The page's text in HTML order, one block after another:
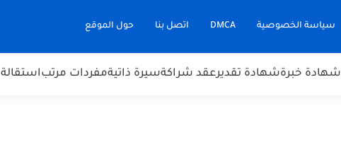
سياسة الخصوصية DMCA اتصل بنا حول الموقع
شهادة خبرةشهادة تقديرعقد شراكةسيرة ذاتيةمفردات مرتباستقالة